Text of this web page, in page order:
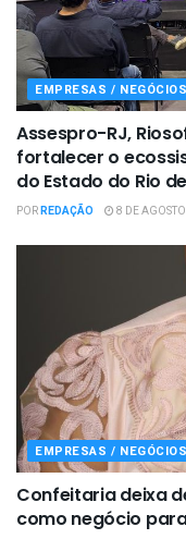
EMPRESAS / NEGÓCIOS
Assespro-RJ,
fortalecer o
do Estado do Rio
PORREDAÇÃO 8 DE
EMPRESAS / NEGÓCIOS
Confeitaria deixa
como negócio